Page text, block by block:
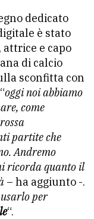
dedicato
è stato
, attrice e capo
di calcio
sconfitta con
oggi noi abbiamo
come
partite che
Andremo
ricorda quanto il
– ha aggiunto -.
per
“.